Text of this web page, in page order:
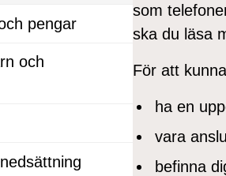
pengar
och
som
ska du läsa
För att
ha en
vara
befinna